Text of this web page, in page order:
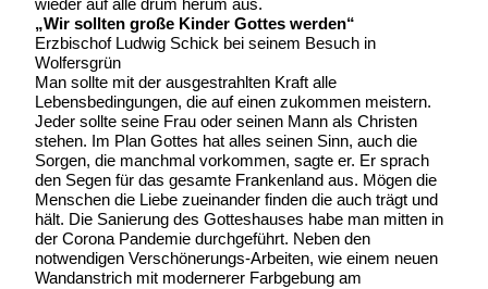
„Wir sollten große Kinder Gottes werden“
Erzbischof Ludwig Schick bei seinem Besuch in
Wolfersgrün
Man sollte mit der ausgestrahlten Kraft alle
Lebensbedingungen, die auf einen zukommen meistern.
Jeder sollte seine Frau oder seinen Mann als Christen
stehen. Im Plan Gottes hat alles seinen Sinn, auch die
Sorgen, die manchmal vorkommen, sagte er. Er sprach
den Segen für das gesamte Frankenland aus. Mögen die
Menschen die Liebe zueinander finden die auch trägt und
hält. Die Sanierung des Gotteshauses habe man mitten in
der Corona Pandemie durchgeführt. Neben den
notwendigen Verschönerungs-Arbeiten, wie einem neuen
Wandanstrich mit modernerer Farbgebung am